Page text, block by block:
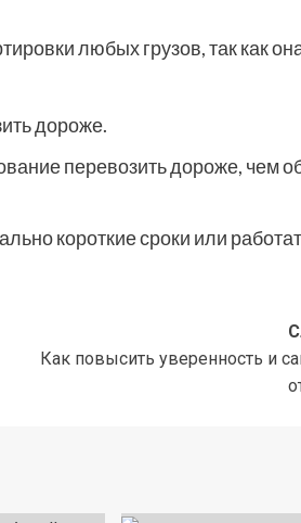
любых грузов, так как
дороже.
перевозить дороже, чем
короткие сроки или
Как повысить уверенность и